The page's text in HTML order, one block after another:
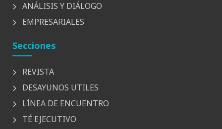
ANÁLISIS Y DIÁLOGO
EMPRESARIALES
Secciones
REVISTA
DESAYUNOS UTILES
LÍNEA DE ENCUENTRO
TÉ EJECUTIVO